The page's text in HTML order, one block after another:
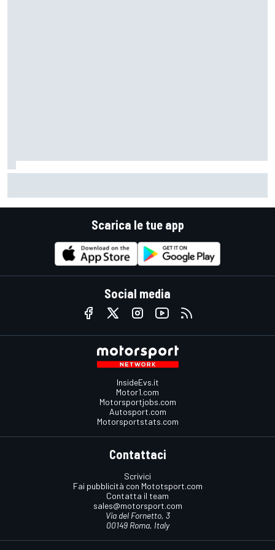
Scarica le tue app
Social media
InsideEvs.it
Motor1.com
Motorsportjobs.com
Autosport.com
Motorsportstats.com
Contattaci
Scrivici
Fai pubblicità con Mototsport.com
Contatta il team
sales@motorsport.com
Via del Fornetto, 3
00149 Roma, Italy